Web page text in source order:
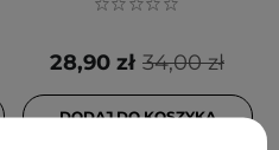
34,00 zł
28,90 zł
DODAJ DO KOSZYKA